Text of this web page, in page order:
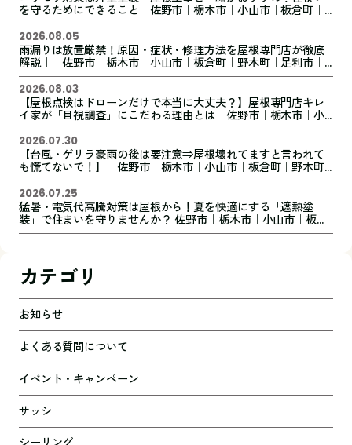
を守るためにできること 佐野市｜栃木市｜小山市｜板倉町｜
野木町｜足利市｜館林市｜創業1973年の屋根外壁リフォーム専
門店 キレイ家
2026.08.05
雨漏りは放置厳禁！原因・症状・修理方法を屋根専門店が徹底
解説｜ 佐野市｜栃木市｜小山市｜板倉町｜野木町｜足利市｜
館林市｜創業1973年の屋根外壁リフォーム専門店 キレイ家
2026.08.03
【屋根点検はドローンだけで本当に大丈夫？】屋根専門店キレ
イ家が「目視調査」にこだわる理由とは 佐野市｜栃木市｜小
山市｜板倉町｜野木町｜足利市｜館林市｜創業1973年の屋根外
壁リフォーム専門店 キレイ家
2026.07.30
【台風・ゲリラ豪雨の後は要注意⇒屋根壊れてますと言われて
も慌てないで！】 佐野市｜栃木市｜小山市｜板倉町｜野木町
｜足利市｜館林市｜創業1973年の屋根外壁リフォーム専門店
キレイ家
2026.07.25
猛暑・電気代高騰対策は屋根から！夏を快適にする「遮熱塗
装」で住まいを守りませんか？ 佐野市｜栃木市｜小山市｜板倉
町｜野木町｜足利市｜館林市｜桐生市 創業1973年の屋根外壁
カテゴリ
お知らせ
よくある質問について
イベント・キャンペーン
サッシ